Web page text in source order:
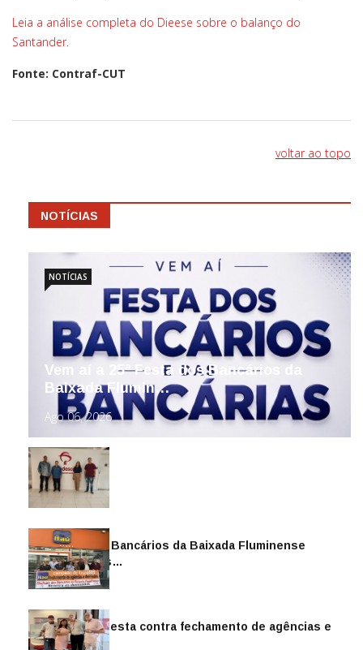
Leia a análise completa do Dieese sobre o balanço do
Santander.
Fonte: Contraf-CUT
voltar ao topo
NOTÍCIAS
Vem aí a 25ª Festa dos Bancários da
Baixada Flumin…
Ago 06, 2026
NOTÍCIAS
Sindicato dos Bancários da Baixada Fluminense
reintegra mais…
Jul 14, 2026
Sindicato protesta contra fechamento de agências e
as demiss…